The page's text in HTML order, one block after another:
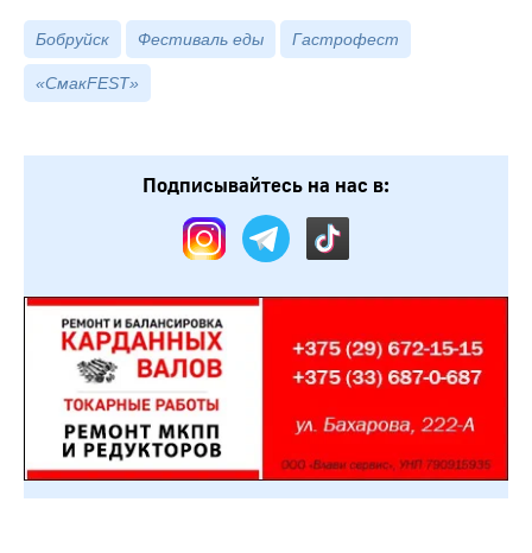
Бобруйск Фестиваль еды Гастрофест
«СмакFEST»
Подписывайтесь на нас в: